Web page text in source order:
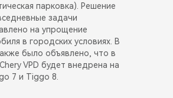
парковка). Решение
задачи
на упрощение
в городских условиях. В
было объявлено, что в
VPD будет внедрена на
7 и Tiggo 8.